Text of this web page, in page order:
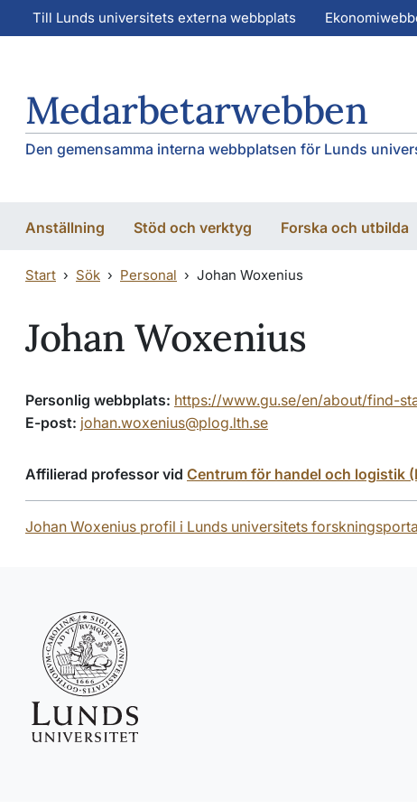
Hoppa till huvudinnehåll
Hoppa till huvudinnehåll
Till Lunds universitets externa webbplats
Medarbetarwebben
Den gemensamma interna webbplatsen för Lunds
Anställning Stöd och verktyg Forska och utbilda
Start Sök Personal Johan Woxenius
Johan Woxenius
Personlig webbplats: https://www.gu.se/en/about/find-
E-post: johan.woxenius@plog.lth.se
Affilierad professor vid Centrum för handel och logistik
Johan Woxenius profil i Lunds universitets